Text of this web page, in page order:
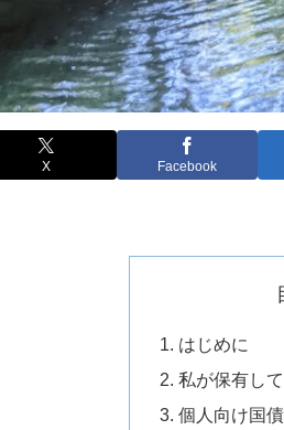
X Facebook
はじめに
私が保有し
個人向け国